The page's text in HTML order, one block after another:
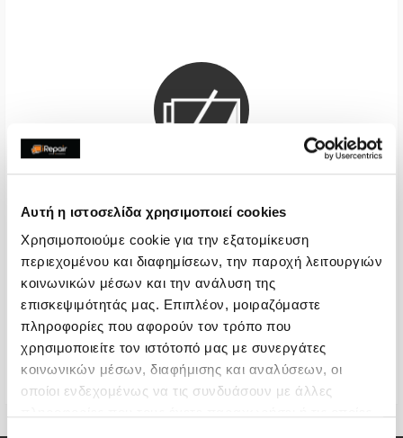
Αυτή η ιστοσελίδα χρησιμοποιεί cookies
Χρησιμοποιούμε cookie για την εξατομίκευση
περιεχομένου και διαφημίσεων, την παροχή λειτουργιών
κοινωνικών μέσων και την ανάλυση της
επισκεψιμότητάς μας. Επιπλέον, μοιραζόμαστε
πληροφορίες που αφορούν τον τρόπο που
χρησιμοποιείτε τον ιστότοπό μας με συνεργάτες
κοινωνικών μέσων, διαφήμισης και αναλύσεων, οι
οποίοι ενδεχομένως να τις συνδυάσουν με άλλες
Μπαταρία Premium
Call
Με 24% ΦΠΑ
Χρόνος
Εγγύηση
12 μήνες